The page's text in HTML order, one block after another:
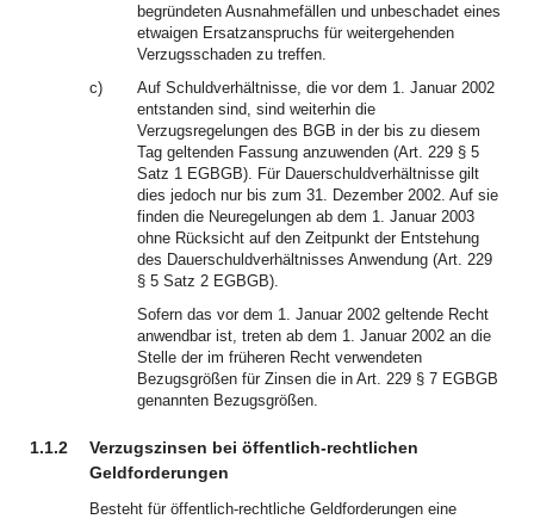
begründeten Ausnahmefällen und unbeschadet eines
etwaigen Ersatzanspruchs für weitergehenden
Verzugsschaden zu treffen.
c)
Auf Schuldverhältnisse, die vor dem 1. Januar 2002
entstanden sind, sind weiterhin die
Verzugsregelungen des BGB in der bis zu diesem
Tag geltenden Fassung anzuwenden (Art. 229 § 5
Satz 1 EGBGB). Für Dauerschuldverhältnisse gilt
dies jedoch nur bis zum 31. Dezember 2002. Auf sie
finden die Neuregelungen ab dem 1. Januar 2003
ohne Rücksicht auf den Zeitpunkt der Entstehung
des Dauerschuldverhältnisses Anwendung (Art. 229
§ 5 Satz 2 EGBGB).
Sofern das vor dem 1. Januar 2002 geltende Recht
anwendbar ist, treten ab dem 1. Januar 2002 an die
Stelle der im früheren Recht verwendeten
Bezugsgrößen für Zinsen die in Art. 229 § 7 EGBGB
genannten Bezugsgrößen.
1.1.2
Verzugszinsen bei öffentlich-rechtlichen
Geldforderungen
Besteht für öffentlich-rechtliche Geldforderungen eine